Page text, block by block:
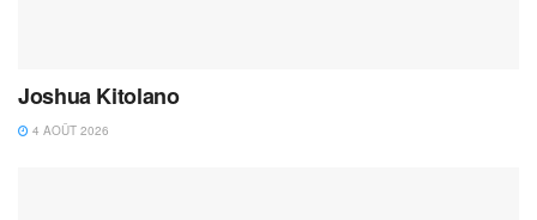
Joshua Kitolano
4 AOÛT 2026